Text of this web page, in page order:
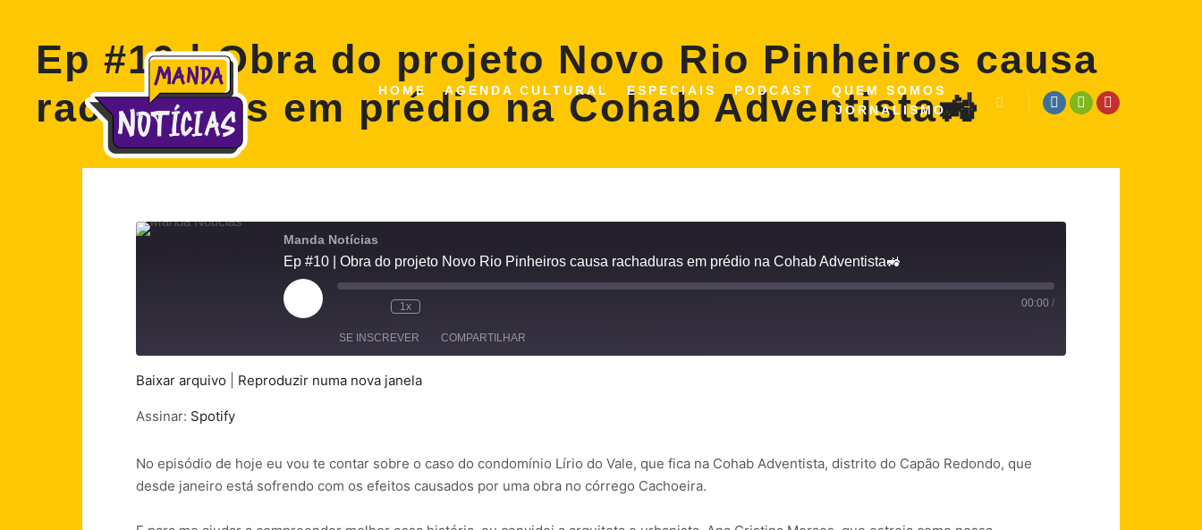
HOME AGENDA CULTURAL ESPECIAIS PODCAST
QUEM SOMOS
JORNALISMO
Ep #10 | Obra do projeto Novo Rio Pinheiros causa
rachaduras em prédio na Cohab Adventista🚜
Manda Notícias
Ep #10 | Obra do projeto Novo Rio Pinheiros causa rachaduras em prédio na Cohab Adventista🚜
1x 00:00 /
SE INSCREVER COMPARTILHAR
FEED RSS
COMPARTILHAR
INCORPORAR
Baixar arquivo Reproduzir numa nova janela
Assinar: Spotify
No episódio de hoje eu vou te contar sobre o caso do condomínio Lírio do Vale, que fica na Cohab Adventista, distrito do Capão Redondo, que
desde janeiro está sofrendo com os efeitos causados por uma obra no córrego Cachoeira.